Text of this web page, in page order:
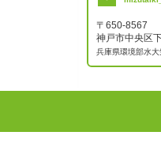
〒650-8567
神戸市中央区
兵庫県環境部水大